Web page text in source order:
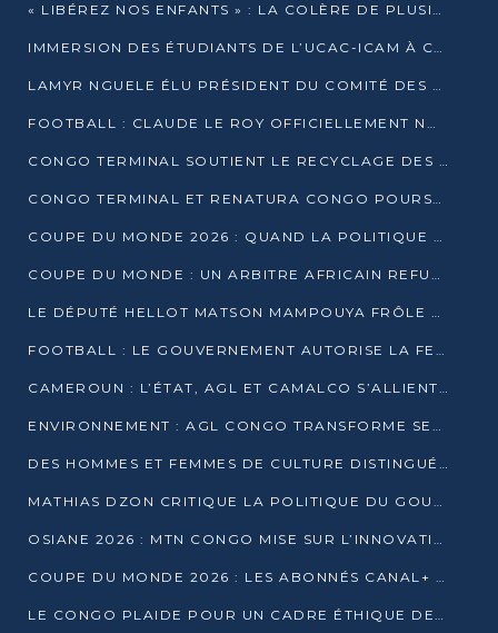
« LIBÉREZ NOS ENFANTS » : LA COLÈRE DE PLUSIEURS MÈRES À BRAZZAVILLE CONTRE LA DGSP
IMMERSION DES ÉTUDIANTS DE L’UCAC-ICAM À CONGO TERMINAL
LAMYR NGUELE ÉLU PRÉSIDENT DU COMITÉ DES MEMBRES D’HONNEUR DU PCT
FOOTBALL : CLAUDE LE ROY OFFICIELLEMENT NOMMÉ SÉLECTIONNEUR DU CONGO
CONGO TERMINAL SOUTIENT LE RECYCLAGE DES DÉCHETS PLASTIQUES À POINTE-NOIRE
CONGO TERMINAL ET RENATURA CONGO POURSUIVENT LEUR COMBAT POUR LA BIODIVERSITÉ
COUPE DU MONDE 2026 : QUAND LA POLITIQUE MENACE L’UNIVERSALITÉ DU FOOTBALL
COUPE DU MONDE : UN ARBITRE AFRICAIN REFUSÉ À L’ENTRÉE DES ÉTATS-UNIS
LE DÉPUTÉ HELLOT MATSON MAMPOUYA FRÔLE LA MORT LORS D’UNE EMBUSCADE DZNS LE POOL
FOOTBALL : LE GOUVERNEMENT AUTORISE LA FECOFOOT À OCCUPER LES COMPLEXES SPORTIFS
CAMEROUN : L’ÉTAT, AGL ET CAMALCO S’ALLIENT POUR UN MÉGA-PROJET FERROVIAIRE
ENVIRONNEMENT : AGL CONGO TRANSFORME SES DÉCHETS EN OUTILS DE FORMATION
DES HOMMES ET FEMMES DE CULTURE DISTINGUÉS POUR LEUR ENGAGEMENT PAR BANTOU CULTURE
MATHIAS DZON CRITIQUE LA POLITIQUE DU GOUVERNEMENT ET ALERTE SUR LA DETTE DU CONGO
OSIANE 2026 : MTN CONGO MISE SUR L’INNOVATION POUR RELEVER LES DÉFIS AFRICAINS
COUPE DU MONDE 2026 : LES ABONNÉS CANAL+ AU CONGO DÉÇUS À QUELQUES JOURS DU COUP D’ENVOI
LE CONGO PLAIDE POUR UN CADRE ÉTHIQUE DE L’INTELLIGENCE ARTIFICIELLE À DAKAR